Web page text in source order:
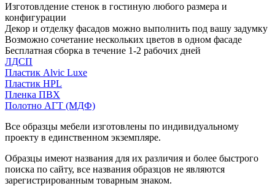
Изготовлдение стенок в гостиную любого размера и
конфигурации
Декор и отделку фасадов можно выполнить под вашу задумку
Возможно сочетание нескольких цветов в одном фасаде
Бесплатная сборка в течение 1-2 рабочих дней
ЛДСП
Пластик Alvic Luxe
Пластик HPL
Пленка ПВХ
Полотно АГТ (МДФ)
Все образцы мебели изготовлены по индивидуальному
проекту в единственном экземпляре.
Образцы имеют названия для их различия и более быстрого
поиска по сайту, все названия образцов не являются
зарегистрированным товарным знаком.